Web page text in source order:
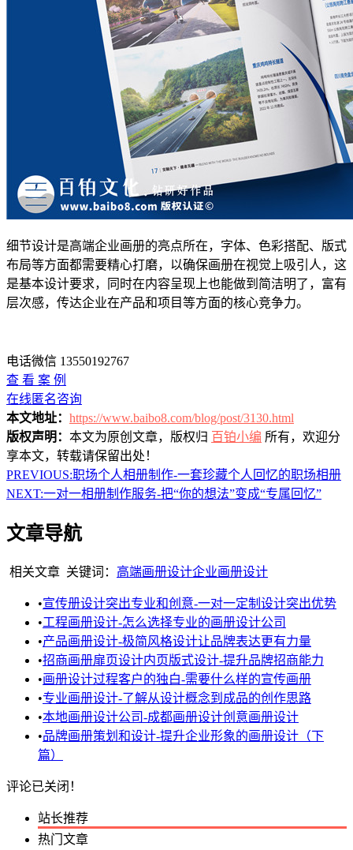
细节设计是高端企业画册的亮点所在，字体、色彩搭配、版式
布局等方面都需要精心打磨，以确保画册在视觉上吸引人，这
是基本设计要求，同时在内容呈现上也能做到简洁明了，富有
层次感，传达企业在产品和项目等方面的核心竞争力。
电话微信 13550192767
查 看 案 例
在线匿名咨询
本文地址： https://www.baibo8.com/blog/post/3130.html
版权声明： 本文为原创文章，版权归 百铂小编 所有，欢迎分
享本文，转载请保留出处！
PREVIOUS:职场个人相册制作-一套珍藏个人回忆的职场相册
NEXT:一对一相册制作服务-把“你的想法”变成“专属回忆”
文章导航
相关文章 关键词： 高端画册设计企业画册设计
•宣传册设计突出专业和创意-一对一定制设计突出优势
•工程画册设计-怎么选择专业的画册设计公司
•产品画册设计-极简风格设计让品牌表达更有力量
•招商画册扉页设计内页版式设计-提升品牌招商能力
•画册设计过程客户的独白-需要什么样的宣传画册
•专业画册设计-了解从设计概念到成品的创作思路
•本地画册设计公司-成都画册设计创意画册设计
•品牌画册策划和设计-提升企业形象的画册设计（下
篇）
评论已关闭！
站长推荐
热门文章